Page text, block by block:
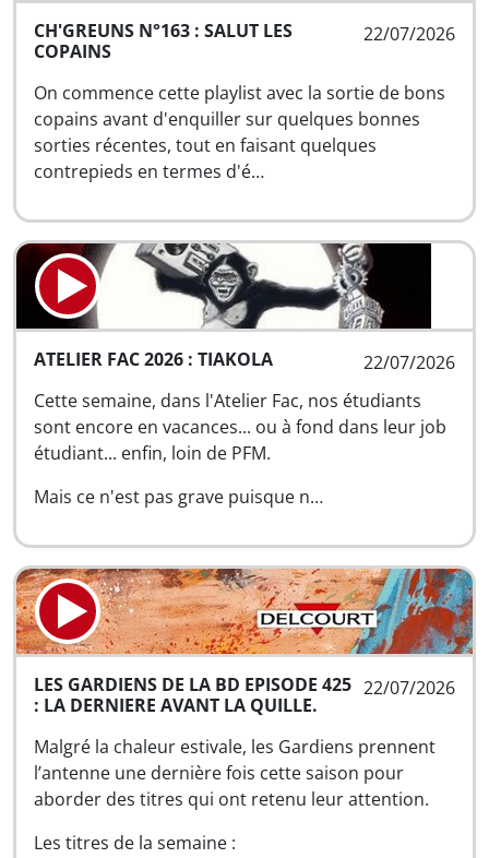
22/07/2026
CH'GREUNS N°163 : SALUT LES
COPAINS
On commence cette playlist avec la sortie de bons
copains avant d'enquiller sur quelques bonnes
sorties récentes, tout en faisant quelques
contrepieds en termes d'é…
22/07/2026
ATELIER FAC 2026 : TIAKOLA
Cette semaine, dans l'Atelier Fac, nos étudiants
sont encore en vacances... ou à fond dans leur job
étudiant... enfin, loin de PFM.
Mais ce n'est pas grave puisque n…
22/07/2026
LES GARDIENS DE LA BD EPISODE 425
: LA DERNIERE AVANT LA QUILLE.
Malgré la chaleur estivale, les Gardiens prennent
l’antenne une dernière fois cette saison pour
aborder des titres qui ont retenu leur attention.
Les titres de la semaine :